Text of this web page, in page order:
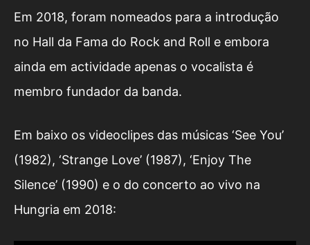
Em 2018, foram nomeados para a introdução
no Hall da Fama do Rock and Roll e embora
ainda em actividade apenas o vocalista é
membro fundador da banda.
Em baixo os videoclipes das músicas ‘See You’
(1982), ‘Strange Love’ (1987), ‘Enjoy The
Silence’ (1990) e o do concerto ao vivo na
Hungria em 2018: